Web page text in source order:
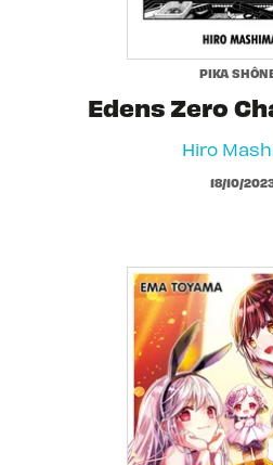
PIKA
Edens Zero
Hiro
18/10/